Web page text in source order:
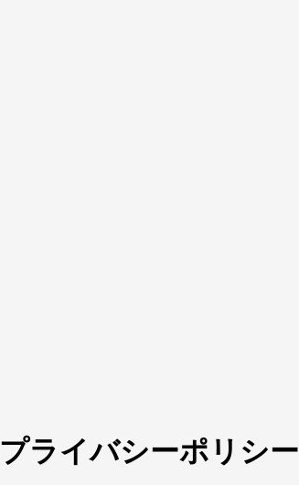
プライバシーポリシー